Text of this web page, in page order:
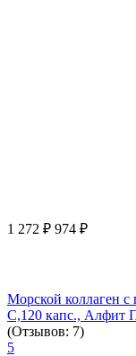
1 272 ₽ 974 ₽
Морской коллаген
С,120 капс., Алфит
(Отзывов: 7)
5